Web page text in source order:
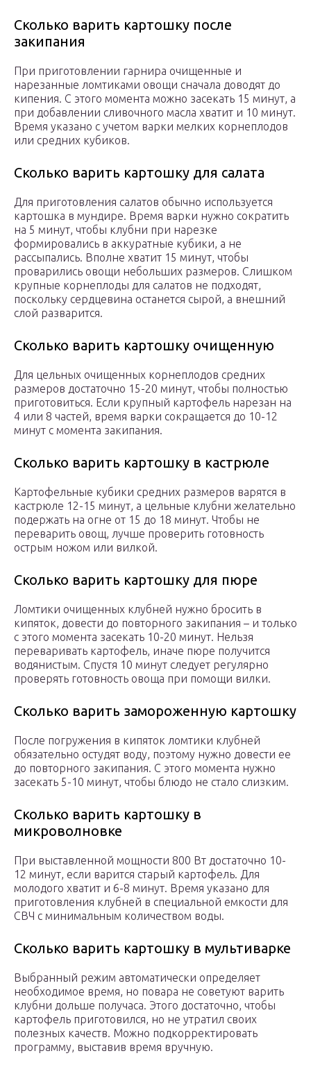
Сколько варить картошку после
закипания
При приготовлении гарнира очищенные и
нарезанные ломтиками овощи сначала доводят до
кипения. С этого момента можно засекать 15 минут, а
при добавлении сливочного масла хватит и 10 минут.
Время указано с учетом варки мелких корнеплодов
или средних кубиков.
Сколько варить картошку для салата
Для приготовления салатов обычно используется
картошка в мундире. Время варки нужно сократить
на 5 минут, чтобы клубни при нарезке
формировались в аккуратные кубики, а не
рассыпались. Вполне хватит 15 минут, чтобы
проварились овощи небольших размеров. Слишком
крупные корнеплоды для салатов не подходят,
поскольку сердцевина останется сырой, а внешний
слой разварится.
Сколько варить картошку очищенную
Для цельных очищенных корнеплодов средних
размеров достаточно 15-20 минут, чтобы полностью
приготовиться. Если крупный картофель нарезан на
4 или 8 частей, время варки сокращается до 10-12
минут с момента закипания.
Сколько варить картошку в кастрюле
Картофельные кубики средних размеров варятся в
кастрюле 12-15 минут, а цельные клубни желательно
подержать на огне от 15 до 18 минут. Чтобы не
переварить овощ, лучше проверить готовность
острым ножом или вилкой.
Сколько варить картошку для пюре
Ломтики очищенных клубней нужно бросить в
кипяток, довести до повторного закипания – и только
с этого момента засекать 10-20 минут. Нельзя
переваривать картофель, иначе пюре получится
водянистым. Спустя 10 минут следует регулярно
проверять готовность овоща при помощи вилки.
Сколько варить замороженную картошку
После погружения в кипяток ломтики клубней
обязательно остудят воду, поэтому нужно довести ее
до повторного закипания. С этого момента нужно
засекать 5-10 минут, чтобы блюдо не стало слизким.
Сколько варить картошку в
микроволновке
При выставленной мощности 800 Вт достаточно 10-
12 минут, если варится старый картофель. Для
молодого хватит и 6-8 минут. Время указано для
приготовления клубней в специальной емкости для
СВЧ с минимальным количеством воды.
Сколько варить картошку в мультиварке
Выбранный режим автоматически определяет
необходимое время, но повара не советуют варить
клубни дольше получаса. Этого достаточно, чтобы
картофель приготовился, но не утратил своих
полезных качеств. Можно подкорректировать
программу, выставив время вручную.